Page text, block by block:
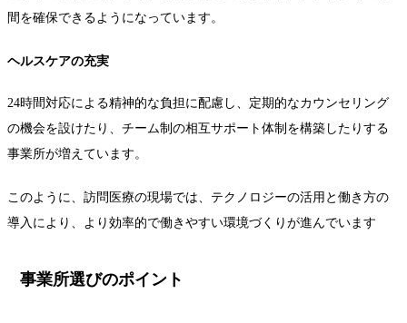
間を確保できるようになっています。
ヘルスケアの充実
24時間対応による精神的な負担に配慮し、定期的なカウンセリング
の機会を設けたり、チーム制の相互サポート体制を構築したりする
事業所が増えています。
このように、訪問医療の現場では、テクノロジーの活用と働き方の
導入により、より効率的で働きやすい環境づくりが進んでいます
事業所選びのポイント